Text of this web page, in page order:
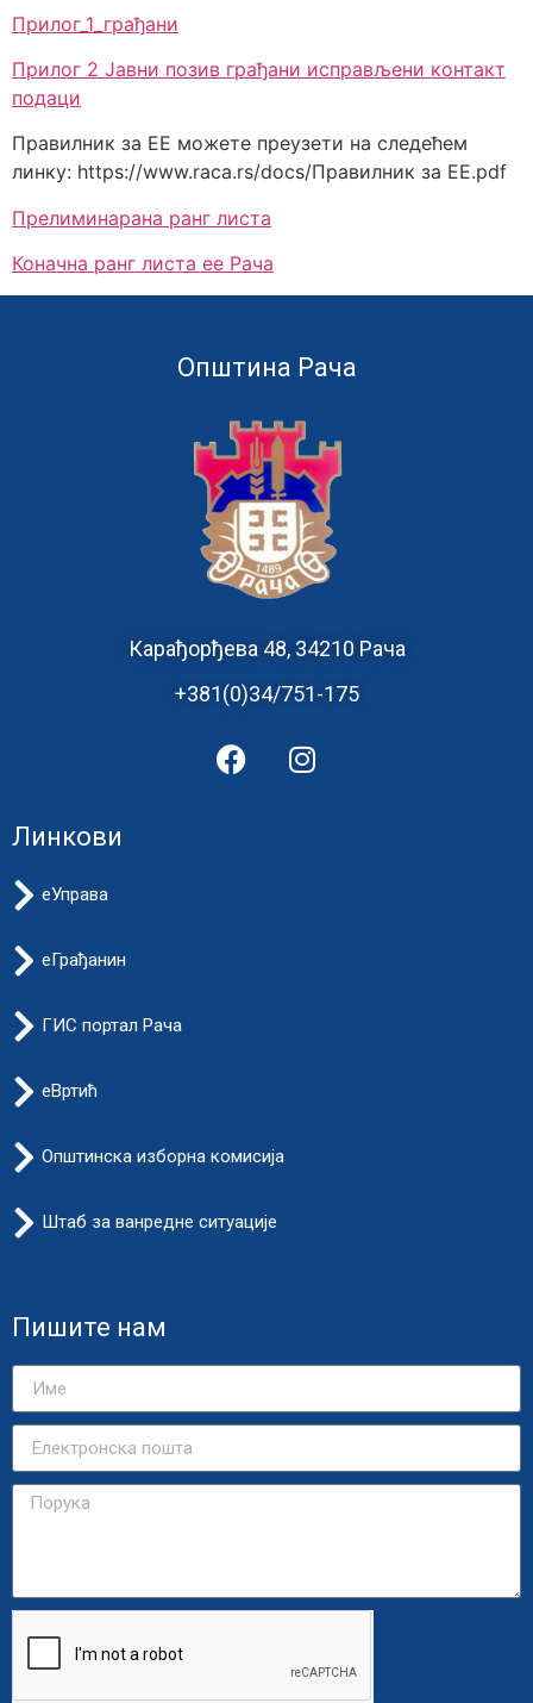
Прилог_1_грађани
Прилог 2 Јавни позив грађани исправљени контакт
подаци
Правилник за ЕЕ можете преузети на следећем
линку: https://www.raca.rs/docs/Правилник за ЕЕ.pdf
Прелиминарана ранг листа
Коначна ранг листа ее Рача
Општина Рача
Карађорђева 48, 34210 Рача
+381(0)34/751-175
Линкови
еУправа
еГрађанин
ГИС портал Рача
еВртић
Општинска изборна комисија
Штаб за ванредне ситуације
Пишите нам